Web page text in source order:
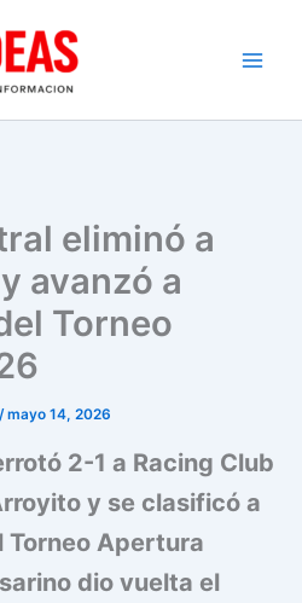
eliminó a
avanzó a
Torneo
/mayo 14, 2026
2-1 a Racing Club
y se clasificó a
Torneo Apertura
dio vuelta el